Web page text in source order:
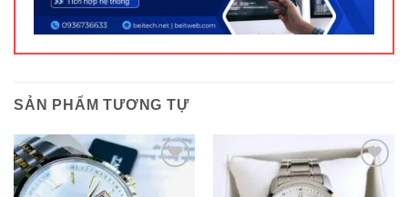
SẢN PHẨM TƯƠNG TỰ